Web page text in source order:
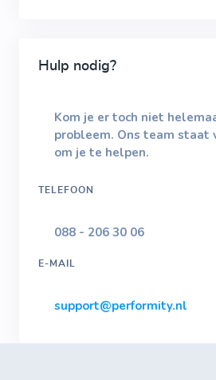
Hulp nodig?
Kom je er toch niet
probleem. Ons team staat
om je te helpen.
TELEFOON
088 - 206 30 06
E-MAIL
support@performity.nl